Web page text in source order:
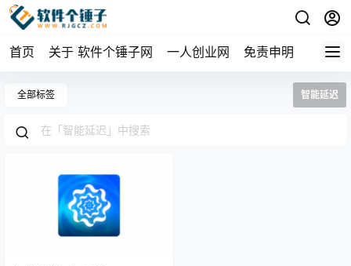
首页 关于 软件个锤子网 一人创业网 免责申明
全部标签 智能延迟